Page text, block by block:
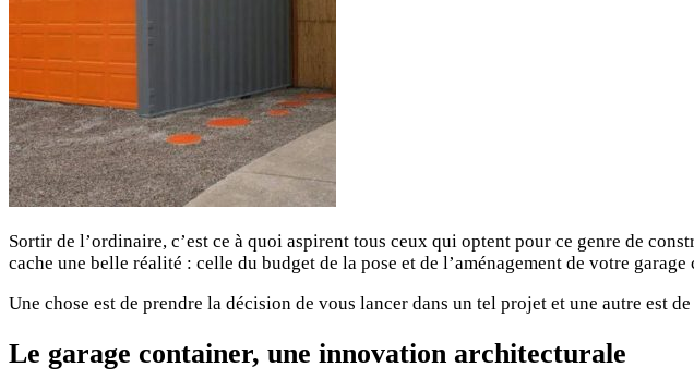
Sortir de l’ordinaire, c’est ce à quoi aspirent tous ceux qui optent pour ce genre de
cache une belle réalité : celle du budget de la pose et de l’aménagement de votre garage
Une chose est de prendre la décision de vous lancer dans un tel projet et une autre est
Le garage container, une innovation architecturale